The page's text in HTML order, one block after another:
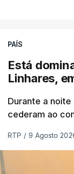
ESTE
PAÍS
Está
Linhares,
Durante a noite
cederam ao
RTP / 9 Agosto